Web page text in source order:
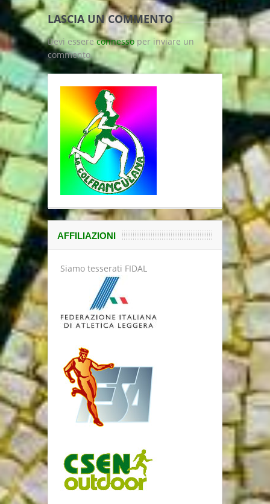
LASCIA UN COMMENTO
Devi essereconnesso per inviare un
commento.
AFFILIAZIONI
Siamo tesserati FIDAL